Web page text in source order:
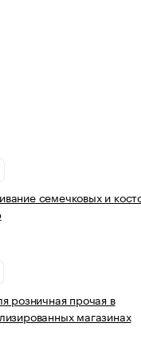
семечковых и
розничная прочая в
магазинах